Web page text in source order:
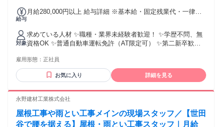
給与
月給280,000円以上 給与詳細 ※基本給・固定残業代・一律手
月あたり4万3500円 〜（固定残業時間：1ヶ月あたり25時間）
固定残業時間を超えた勤務時間については別途残業代を支給
する 【一律手当】 全員に一律で支払われる通勤・皆勤・家族
手当金額：なし 全員に一律で支払われるその他手当金額：あ
のある配偶者：1万円、 18歳未満の子ども1人あたり5000円)
資格手当 交通費全額支給 【昇給】 有 【賞与】 年2回 特別賞
与 ＊業績による
対象
求めている人材 ✨職種・業界未経験者歓迎！ ✨学歴不問、無
資格OK ✨普通自動車運転免許（AT限定可） ✨第二新卒歓迎
す＞ ・電気・設備・機械に対して興味がある方 ・自動車いじ
りや機械作業が好きな方 ・コツコツと集中して作業に取り組
むのが得意な方 ・安定した企業で、腰を据えて長く働きたい
経験者 ・ガススタ、カーショップなどでの勤務経験者
雇用形態： 正社員
お気に入り 詳細を見る
永野建材工業株式会社
屋根工事や雨とい工事メインの現場スタッフ／【世田
谷で腰を据える】屋根・雨とい工事スタッフ｜月給